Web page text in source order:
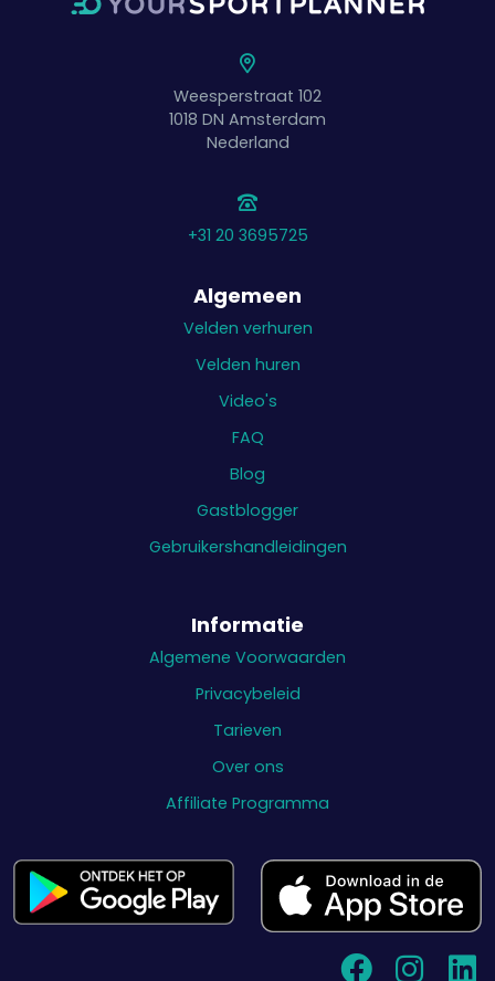
Weesperstraat 102
1018 DN Amsterdam
Nederland
+31 20 3695725
Algemeen
Velden verhuren
Velden huren
Video's
FAQ
Blog
Gastblogger
Gebruikershandleidingen
Informatie
Algemene Voorwaarden
Privacybeleid
Tarieven
Over ons
Affiliate Programma